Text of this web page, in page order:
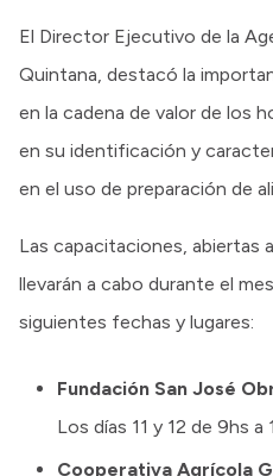
El Director Ejecutivo de la
Quintana, destacó la
en la cadena de valor de los
en su identificación y
en el uso de preparación de
Las capacitaciones, abiertas
llevarán a cabo durante el
siguientes fechas y lugares:
Fundación San José
Los días 11 y 12 de 9hs a
Cooperativa Agrícola